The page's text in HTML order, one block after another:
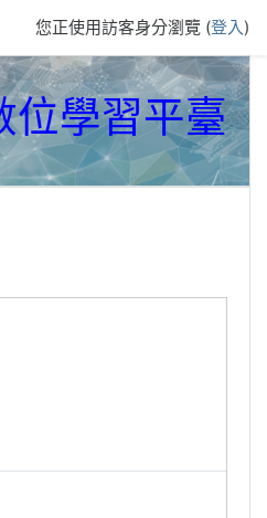
您正使用訪客身分瀏覽 (登入)
位學習平臺